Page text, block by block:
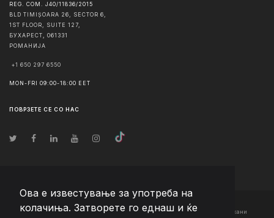
Ова е известување за употреба на
колачиња. Затворете го еднаш и ќе
REG. COM. J40/11836/2015
BLD TIMIȘOARA 26, SECTOR 6,
1ST FLOOR, SUITE 127,
БУХАРЕСТ
061331
РОМАНИЈА
+1 650 297 6550
MON-FRI 09:00-18:00 EET
ПОВРЗЕТЕ СЕ СО НАС
© Авторско право2026 Team Extension Macedonia - Сите права задржани